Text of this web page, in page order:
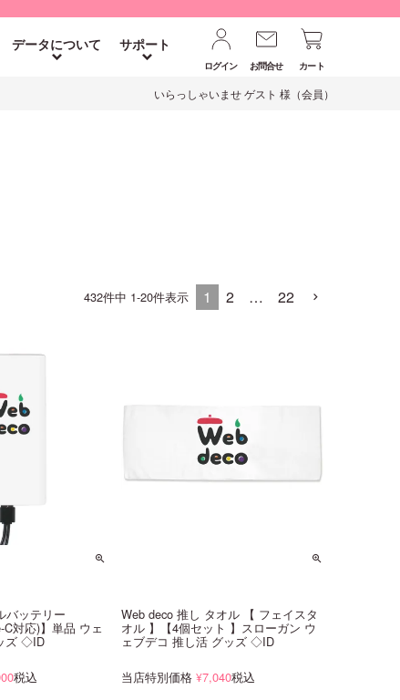
データについて サポート
ログイン お問合せ カート
いらっしゃいませ ゲスト 様（会員）
432件中 1-20件表示 1 2 … 22
バッテリー
C対応)】単品 ウェ
ズ ◇ID
税込
Web deco 推し タオル 【 フェイスタ
オル 】【4個セット 】スローガン ウ
ェブデコ 推し活 グッズ ◇ID
当店特別価格 ¥7,040税込